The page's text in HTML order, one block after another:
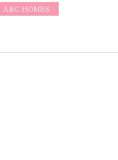
A&C HOMES